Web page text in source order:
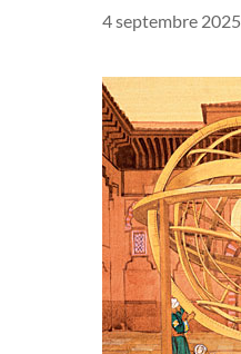
4 septembre 2025